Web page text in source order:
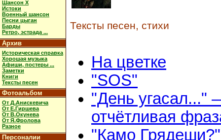
Шансон X
Истоки
Военный шансон
Песни цыган
Барды
Ретро, эстрада ...
Архив
Историческая справка
Хорошая музыка
Афиши, постеры ...
Заметки
Книги
Тексты песен
Фотоальбом
От Д.Анискевича
От Е.Гиршева
От В.Окунева
От Я.Фролова
Разное
Персоналии
Тексты песен, стихи
На цветке
"SOS"
"День угасал..."
отчётливая
"Камо Грядеши?"